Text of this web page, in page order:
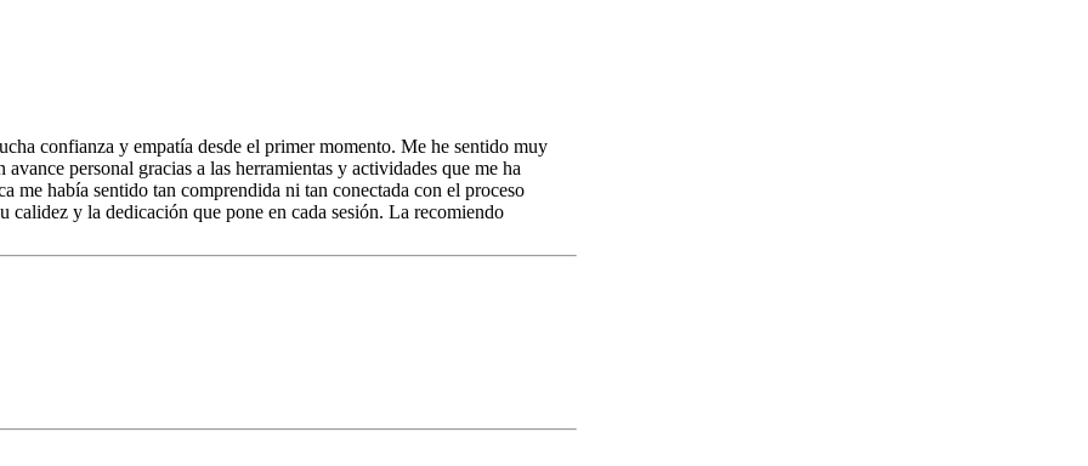
confianza y empatía desde el primer momento. Me he sentido muy
personal gracias a las herramientas y actividades que me ha
me había sentido tan comprendida ni tan conectada con el proceso
calidez y la dedicación que pone en cada sesión. La recomiendo